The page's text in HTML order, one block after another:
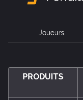
Joueurs
PRODUITS